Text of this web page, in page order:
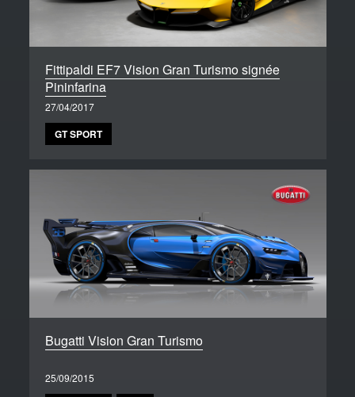
Fittipaldi EF7 Vision Gran Turismo signée
Pininfarina
27/04/2017
GT SPORT
Bugatti Vision Gran Turismo
25/09/2015